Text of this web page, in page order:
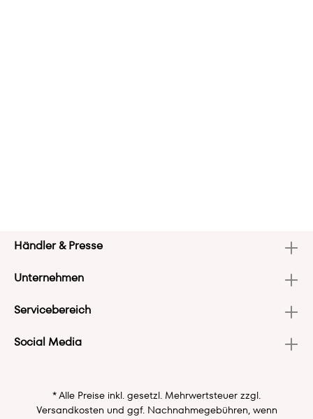
Händler & Presse
Unternehmen
Servicebereich
Social Media
* Alle Preise inkl. gesetzl. Mehrwertsteuer zzgl.
Versandkosten und ggf. Nachnahmegebühren, wenn